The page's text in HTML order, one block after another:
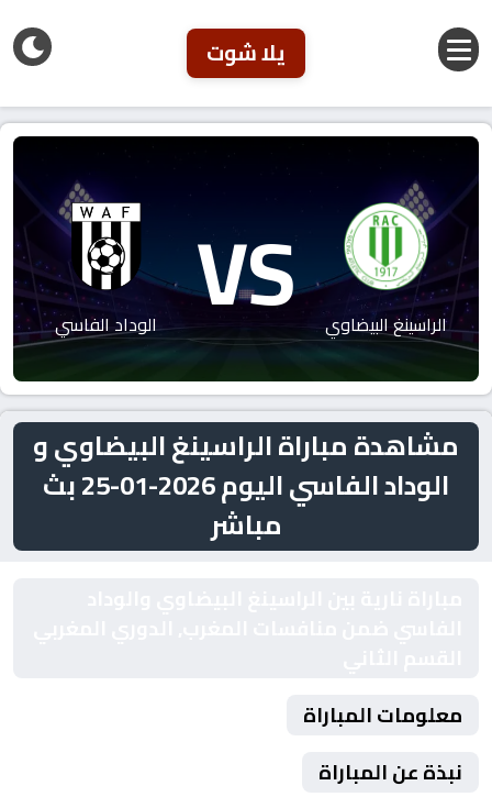
يلا شوت
الراسينغ البيضاوي VS الوداد الفاسي
مشاهدة مباراة الراسينغ البيضاوي و
الوداد الفاسي اليوم 2026-01-25 بث
مباشر
معلومات المباراة
نبذة عن المباراة